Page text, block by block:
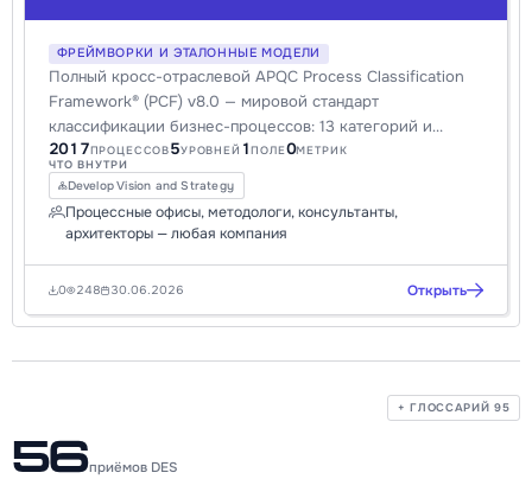
ФРЕЙМВОРКИ И ЭТАЛОННЫЕ МОДЕЛИ
Полный кросс-отраслевой APQC Process Classification
Framework® (PCF) v8.0 — мировой стандарт
классификации бизнес-процессов: 13 категорий и
~2000 процессов до 5 уровней, с идентификаторами
PCF. Готов к импорту в Storm BPMN.
2017ПРОЦЕССОВ5УРОВНЕЙ 1ПОЛЕ0МЕТРИК
ЧТО ВНУТРИ
Develop Vision and Strategy
Процессные офисы, методологи, консультанты,
архитекторы — любая компания
0 248 30.06.2026 Открыть
+ ГЛОССАРИЙ 95
56приёмов DES